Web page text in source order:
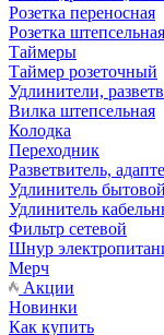
Розетка переносная
Розетка штепсельная
Таймеры
Таймер розеточный
Удлинители,
Вилка штепсельная
Колодка
Переходник
Разветвитель,
Удлинитель бытовой
Удлинитель
Фильтр сетевой
Шнур
Мерч
Акции
Новинки
Как купить